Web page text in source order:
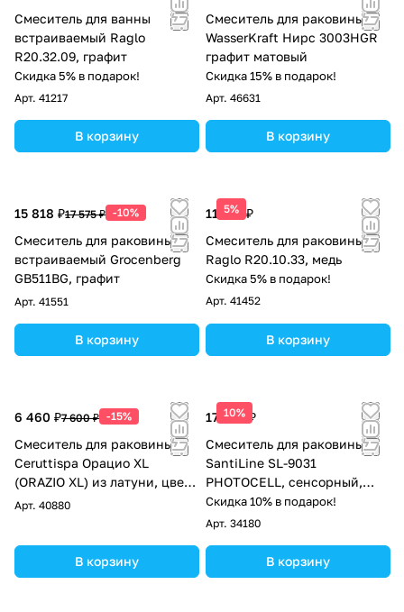
Смеситель для ванны
встраиваемый Raglo
R20.32.09, графит
Скидка 5% в подарок!
Арт. 41217
В корзину
Смеситель для раковины
WasserKraft Нирс 3003HGR
графит матовый
Скидка 15% в подарок!
Арт. 46631
В корзину
15 818 ₽17 575 ₽ -10%
Смеситель для раковины
встраиваемый Grocenberg
GB511BG, графит
Арт. 41551
В корзину
5%
11 537 ₽
Смеситель для раковины
Raglo R20.10.33, медь
Скидка 5% в подарок!
Арт. 41452
В корзину
6 460 ₽7 600 ₽ -15%
Смеситель для раковины
Ceruttispa Орацио XL
(ORAZIO XL) из латуни, цвет
хром
Арт. 40880
В корзину
10%
17 500 ₽
Смеситель для раковины
SantiLine SL-9031
PHOTOCELL, сенсорный,
хром
Скидка 10% в подарок!
Арт. 34180
В корзину